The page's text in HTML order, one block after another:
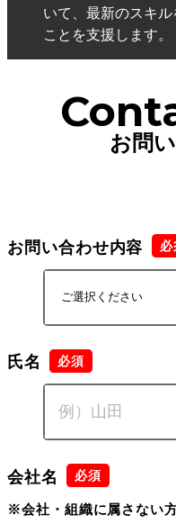
いて、最新のスキ
ことを支援します。
お問
お問い合わせ内容
氏名
会社名
※会社・組織に属さない